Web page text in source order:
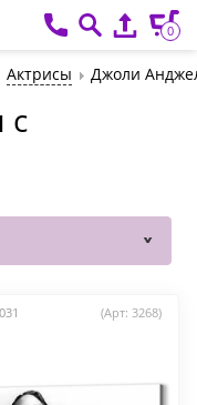
0
Актрисы Джоли
с
(Арт: 3268)